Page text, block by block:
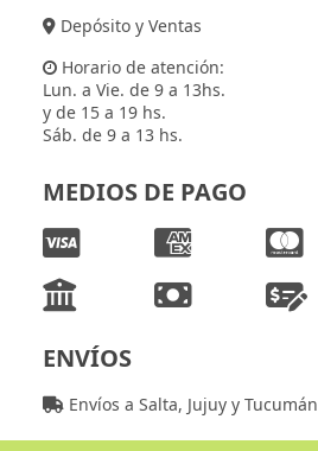
Depósito y Ventas
Horario de atención:
Lun. a Vie. de 9 a 13hs.
y de 15 a 19 hs.
Sáb. de 9 a 13 hs.
MEDIOS DE PAGO
ENVÍOS
Envíos a Salta, Jujuy y Tucumán